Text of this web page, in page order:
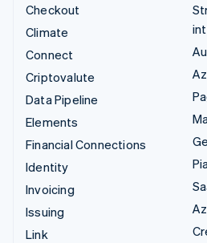
Checkout
Climate
Connect
Criptovalute
Data Pipeline
Elements
Financial Connections
Identity
Invoicing
Issuing
Link